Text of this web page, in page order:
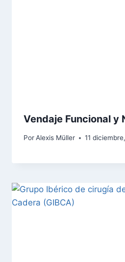
Vendaje Funcional y
PorAlexis Müller 11